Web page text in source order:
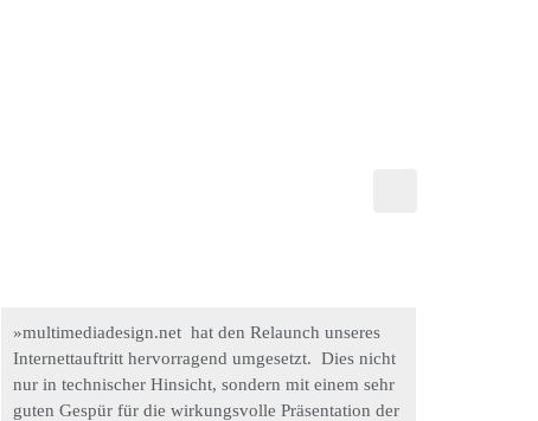
»multimediadesign.net hat den Relaunch unseres
Internettauftritt hervorragend umgesetzt. Dies nicht
nur in technischer Hinsicht, sondern mit einem sehr
guten Gespür für die wirkungsvolle Präsentation der